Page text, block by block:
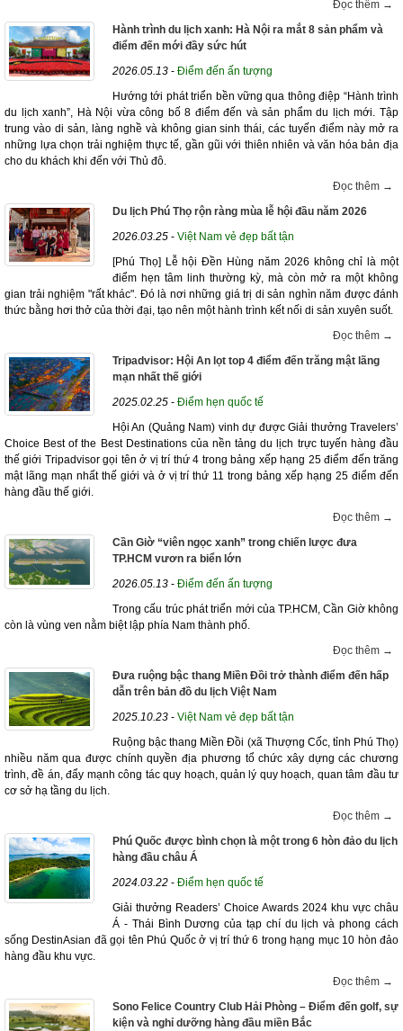
Đọc thêm →
Hành trình du lịch xanh: Hà Nội ra mắt 8 sản phẩm và
điểm đến mới đầy sức hút
2026.05.13 - Điểm đến ấn tượng
Hướng tới phát triển bền vững qua thông điệp “Hành trình
du lịch xanh”, Hà Nội vừa công bố 8 điểm đến và sản phẩm du lịch mới. Tập
trung vào di sản, làng nghề và không gian sinh thái, các tuyến điểm này mở ra
những lựa chọn trải nghiệm thực tế, gần gũi với thiên nhiên và văn hóa bản địa
cho du khách khi đến với Thủ đô.
Đọc thêm →
Du lịch Phú Thọ rộn ràng mùa lễ hội đầu năm 2026
2026.03.25 - Việt Nam vẻ đẹp bất tận
[Phú Thọ] Lễ hội Đền Hùng năm 2026 không chỉ là một
điểm hẹn tâm linh thường kỳ, mà còn mở ra một không
gian trải nghiệm "rất khác". Đó là nơi những giá trị di sản nghìn năm được đánh
thức bằng hơi thở của thời đại, tạo nên một hành trình kết nối di sản xuyên suốt.
Đọc thêm →
Tripadvisor: Hội An lọt top 4 điểm đến trăng mật lãng
mạn nhất thế giới
2025.02.25 - Điểm hẹn quốc tế
Hội An (Quảng Nam) vinh dự được Giải thưởng Travelers’
Choice Best of the Best Destinations của nền tảng du lịch trực tuyến hàng đầu
thế giới Tripadvisor gọi tên ở vị trí thứ 4 trong bảng xếp hạng 25 điểm đến trăng
mật lãng mạn nhất thế giới và ở vị trí thứ 11 trong bảng xếp hạng 25 điểm đến
hàng đầu thế giới.
Đọc thêm →
Cần Giờ “viên ngọc xanh” trong chiến lược đưa
TP.HCM vươn ra biển lớn
2026.05.13 - Điểm đến ấn tượng
Trong cấu trúc phát triển mới của TP.HCM, Cần Giờ không
còn là vùng ven nằm biệt lập phía Nam thành phố.
Đọc thêm →
Đưa ruộng bậc thang Miền Đồi trở thành điểm đến hấp
dẫn trên bản đồ du lịch Việt Nam
2025.10.23 - Việt Nam vẻ đẹp bất tận
Ruộng bậc thang Miền Đồi (xã Thượng Cốc, tỉnh Phú Thọ)
nhiều năm qua được chính quyền địa phương tổ chức xây dựng các chương
trình, đề án, đẩy mạnh công tác quy hoạch, quản lý quy hoạch, quan tâm đầu tư
cơ sở hạ tầng du lịch.
Đọc thêm →
Phú Quốc được bình chọn là một trong 6 hòn đảo du lịch
hàng đầu châu Á
2024.03.22 - Điểm hẹn quốc tế
Giải thưởng Readers’ Choice Awards 2024 khu vực châu
Á - Thái Bình Dương của tạp chí du lịch và phong cách
sống DestinAsian đã gọi tên Phú Quốc ở vị trí thứ 6 trong hạng mục 10 hòn đảo
hàng đầu khu vực.
Đọc thêm →
Sono Felice Country Club Hải Phòng – Điểm đến golf, sự
kiện và nghỉ dưỡng hàng đầu miền Bắc